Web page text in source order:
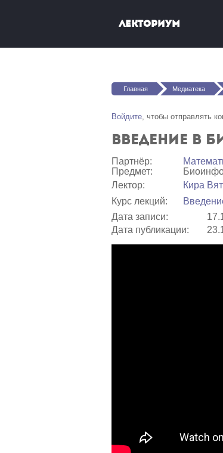
Лекториум
Вы здесь
Главная Медиатека
Войдите, чтобы отправлять
Введение в
Партнёр:
Предмет:
Лектор:
Кира
Курс лекций:
Дата записи:
Дата публикации: